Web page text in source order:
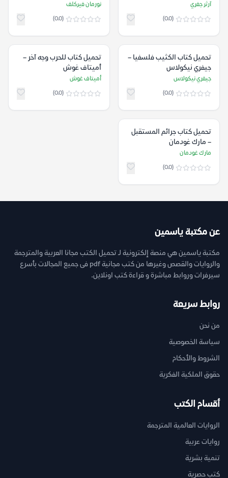
آرثر جفري
(0.0)
نورمان فيركلف
(0.0)
تحميل كتاب الكثيب فلسفيا –
جيفري نيكولاس
جيفري نيكولاس
(0.0)
تحميل كتاب للحرب وجه آخر –
أميتاف غوش
أميتاف غوش
(0.0)
تحميل كتاب جرائم المستقبل
– مارك غودمان
مارك غودمان
(0.0)
عن مكتبة ياسمين
مكتبة ياسمين هي منصة إلكترونية لـ تحميل الكتب مجانا العربية والمترجمة
والروايات والقصص وغيرها من كتب مجانية pdf فى جميع المجالات بأسرع
سيرفرات وروابط مباشرة و قراءة كتب اونلاين.
روابط سريعة
من نحن
سياسة الخصوصية
الشروط والأحكام
حقوق الملكية الفكرية
أقسام الكتب
الروايات العالمية المترجمة
روايات عربية
تنمية بشرية
كتب حصرية